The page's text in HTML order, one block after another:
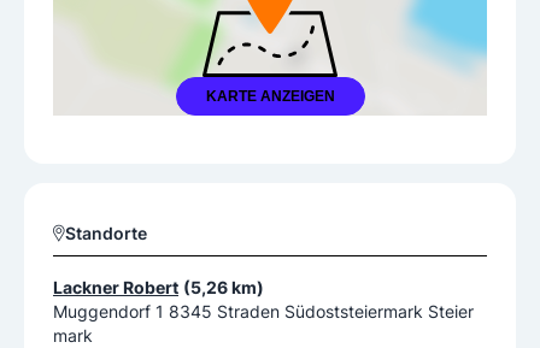
KARTE ANZEIGEN
Standorte
Lackner Robert (5,26 km)
Muggendorf 1 8345 Straden Südoststeiermark Steier
mark